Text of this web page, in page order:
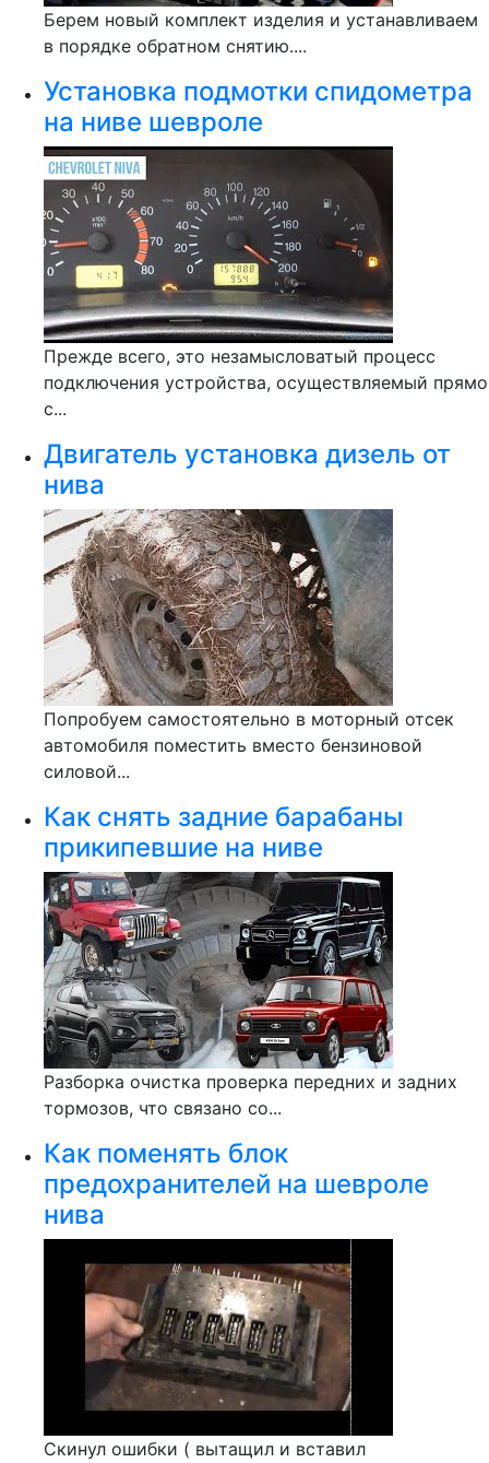
Берем новый комплект изделия и устанавливаем
в порядке обратном снятию....
Установка подмотки спидометра
на ниве шевроле
Прежде всего, это незамысловатый процесс
подключения устройства, осуществляемый прямо
с...
Двигатель установка дизель от
нива
Попробуем самостоятельно в моторный отсек
автомобиля поместить вместо бензиновой
силовой...
Как снять задние барабаны
прикипевшие на ниве
Разборка очистка проверка передних и задних
тормозов, что связано со...
Как поменять блок
предохранителей на шевроле
нива
Скинул ошибки ( вытащил и вставил